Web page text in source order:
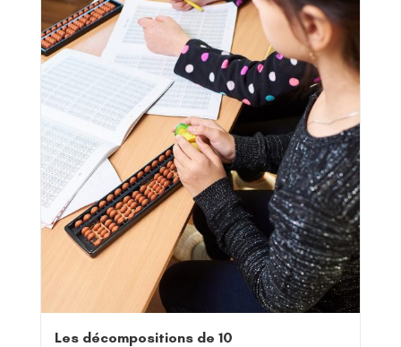
Les décompositions de 10